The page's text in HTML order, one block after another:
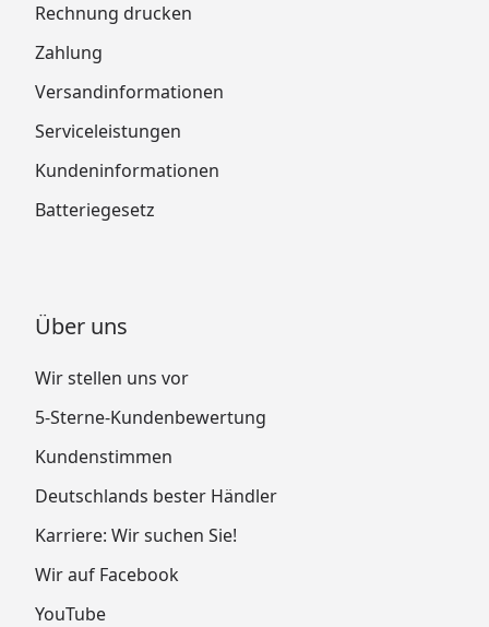
Rechnung drucken
Zahlung
Versandinformationen
Serviceleistungen
Kundeninformationen
Batteriegesetz
Über uns
Wir stellen uns vor
5-Sterne-Kundenbewertung
Kundenstimmen
Deutschlands bester Händler
Karriere: Wir suchen Sie!
Wir auf Facebook
YouTube